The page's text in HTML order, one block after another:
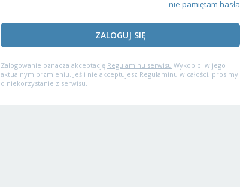
nie pamiętam hasła
ZALOGUJ SIĘ
Zalogowanie oznacza akceptację Regulaminu serwisu Wykop.pl w jego
aktualnym brzmieniu. Jeśli nie akceptujesz Regulaminu w całości, prosimy
o niekorzystanie z serwisu.